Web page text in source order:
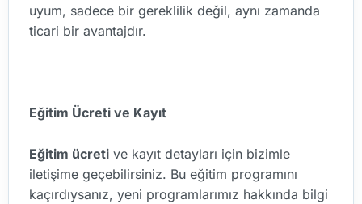
uyum, sadece bir gereklilik değil, aynı zamanda
ticari bir avantajdır.
Eğitim Ücreti ve Kayıt
Eğitim ücreti ve kayıt detayları için bizimle
iletişime geçebilirsiniz. Bu eğitim programını
kaçırdıysanız, yeni programlarımız hakkında bilgi